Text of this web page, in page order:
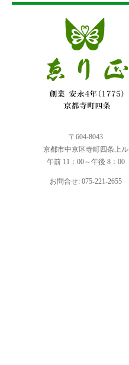
〒604-8043
京都市中京区寺町四条上ル
午前 11：00～午後 8：00
お問合せ: 075-221-2655